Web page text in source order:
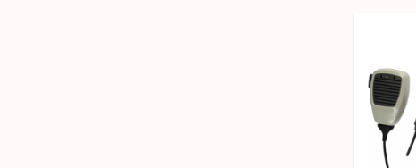
в избранные